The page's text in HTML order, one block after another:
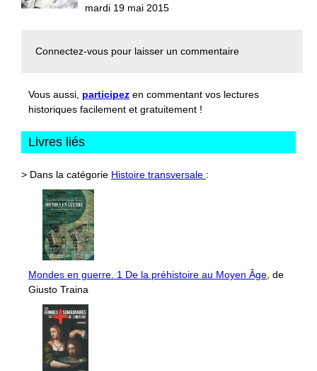
mardi 19 mai 2015
Connectez-vous pour laisser un commentaire
Vous aussi, participez en commentant vos lectures
historiques facilement et gratuitement !
Livres liés
> Dans la catégorie Histoire transversale :
Mondes en guerre. 1 De la préhistoire au Moyen Âge , de
Giusto Traina